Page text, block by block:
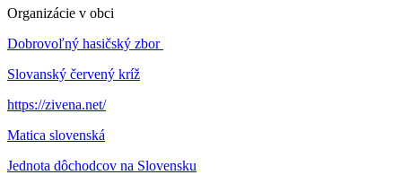
Organizácie v obci
Dobrovoľný hasičský zbor
Slovanský červený kríž
https://zivena.net/
Matica slovenská
Jednota dôchodcov na Slovensku